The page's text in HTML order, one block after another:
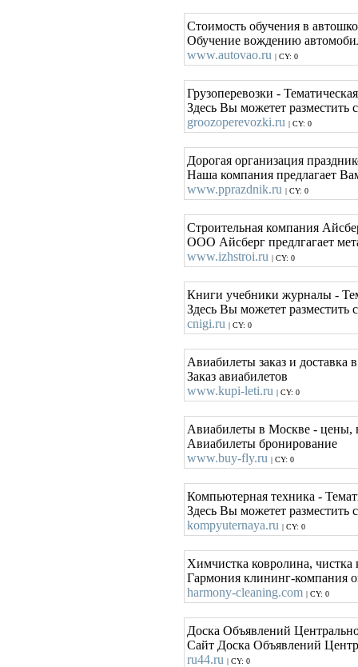
Стоимость обучения в
Обучение вождению
www.autovao.ru | CY: 0
Грузоперевозки -
Здесь Вы можетет разместить
groozoperevozki.ru | CY: 0
Дорогая организация
Наша компания предлагает
www.pprazdnik.ru | CY: 0
Строительная компания
ООО Айсберг предлгагает
www.izhstroi.ru | CY: 0
Книги учебники журналы -
Здесь Вы можетет разместить
cnigi.ru | CY: 0
Авиабилеты заказ и доставка
Заказ авиабилетов
www.kupi-leti.ru | CY: 0
Авиабилеты в Москве - цены,
Авиабилеты бронирование
www.buy-fly.ru | CY: 0
Компьютерная техника -
Здесь Вы можетет разместить
kompyuternaya.ru | CY: 0
Химчистка ковролина, чистка
Гармония клининг-компания
harmony-cleaning.com | CY: 0
Доска Объявлений
Сайт Доска Объявлений
ru44.ru | CY: 0